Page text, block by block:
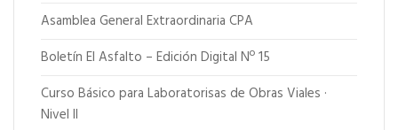
Asamblea General Extraordinaria CPA
Boletín El Asfalto – Edición Digital Nº 15
Curso Básico para Laboratorisas de Obras Viales ·
Nivel II